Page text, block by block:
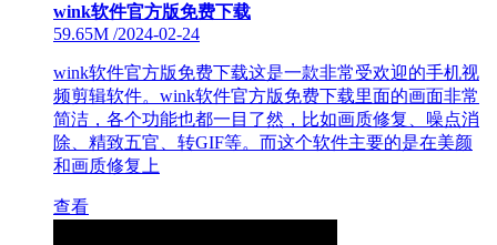
wink软件官方版免费下载
59.65M /2024-02-24
wink软件官方版免费下载这是一款非常受欢迎的手机视
频剪辑软件。wink软件官方版免费下载里面的画面非常
简洁，各个功能也都一目了然，比如画质修复、噪点消
除、精致五官、转GIF等。而这个软件主要的是在美颜
和画质修复上
查看